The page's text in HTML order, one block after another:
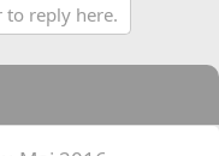
to reply here.